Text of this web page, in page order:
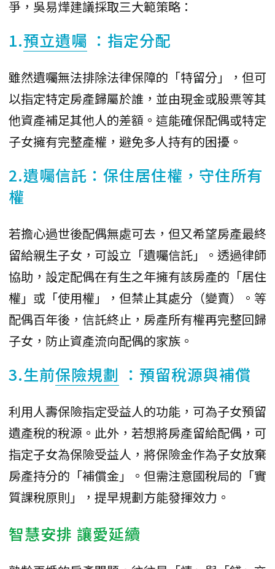
爭，吳易燁建議採取三大範策略：
​1.預立遺囑 ：指定分配
​雖然遺囑無法排除法律保障的「特留分」，但可
以指定特定房產歸屬於誰，並由現金或股票等其
他資產補足其他人的差額。這能確保配偶或特定
子女擁有完整產權，避免多人持有的困擾。
​2.遺囑信託：保住居住權，守住所有
權
​若擔心過世後配偶無處可去，但又希望房產最終
留給親生子女，可設立「遺囑信託」。透過律師
協助，設定配偶在有生之年擁有該房產的「居住
權」或「使用權」，但禁止其處分（變賣）。等
配偶百年後，信託終止，房產所有權再完整回歸
子女，防止資產流向配偶的家族。
​3.生前保險規劃 ：預留稅源與補償
​利用人壽保險指定受益人的功能，可為子女預留
遺產稅的稅源。此外，若想將房產留給配偶，可
指定子女為保險受益人，將保險金作為子女放棄
房產持分的「補償金」。但需注意國稅局的「實
質課稅原則」，提早規劃方能發揮效力。
​智慧安排 讓愛延續